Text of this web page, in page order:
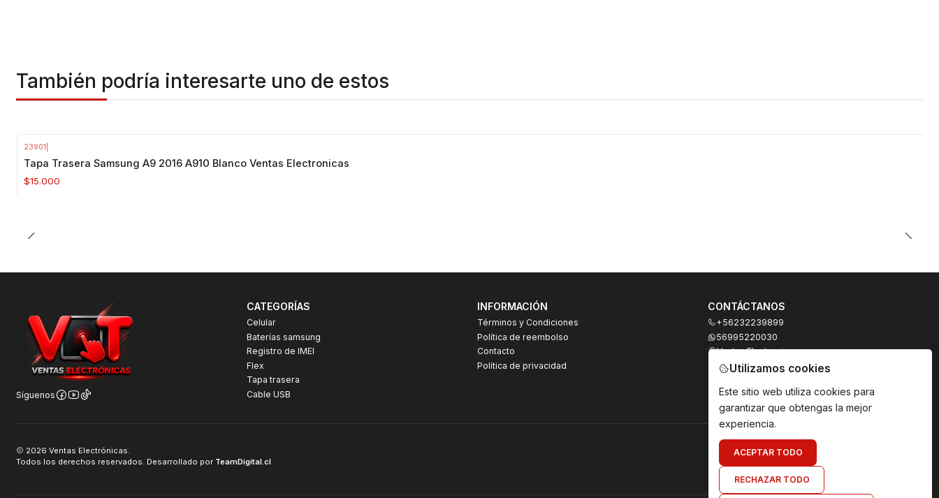
También podría interesarte uno de estos
23901
Tapa Trasera Samsung A9 2016 A910 Blanco Ventas Electronicas
$15.000
Síguenos
CATEGORÍAS
Celular
Baterías samsung
Registro de IMEI
Flex
Tapa trasera
Cable USB
INFORMACIÓN
Términos y Condiciones
Política de reembolso
Contacto
Política de privacidad
CONTÁCTANOS
+56232239899
56995220030
Ventas Electronicas
Moneda 973, local 327
Santiago - Santiago Centro
2026 Ventas Electrónicas.
Todos los derechos reservados. Desarrollado por TeamDigital.cl
Utilizamos cookies
Este sitio web utiliza cookies para
garantizar que obtengas la mejor
experiencia.
ACEPTAR TODO
RECHAZAR TODO